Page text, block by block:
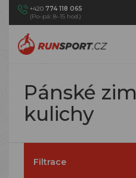
+420 774 118 065
(Po–pá: 8–15 hod.)
Pánské
kulichy
Filtrace